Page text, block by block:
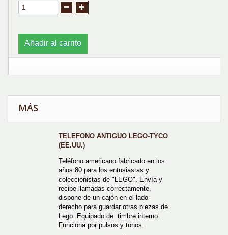
Añadir al carrito
MÁS
TELEFONO ANTIGUO LEGO-TYCO
(EE.UU.)
Teléfono americano fabricado en los
años 80 para los entusiastas y
coleccionistas de "LEGO". Envía y
recibe llamadas correctamente,
dispone de un cajón en el lado
derecho para guardar otras piezas de
Lego. Equipado de timbre interno.
Funciona por pulsos y tonos.